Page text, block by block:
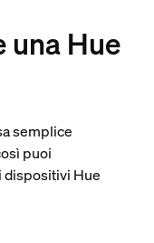
una Hue
semplice
puoi
dispositivi Hue